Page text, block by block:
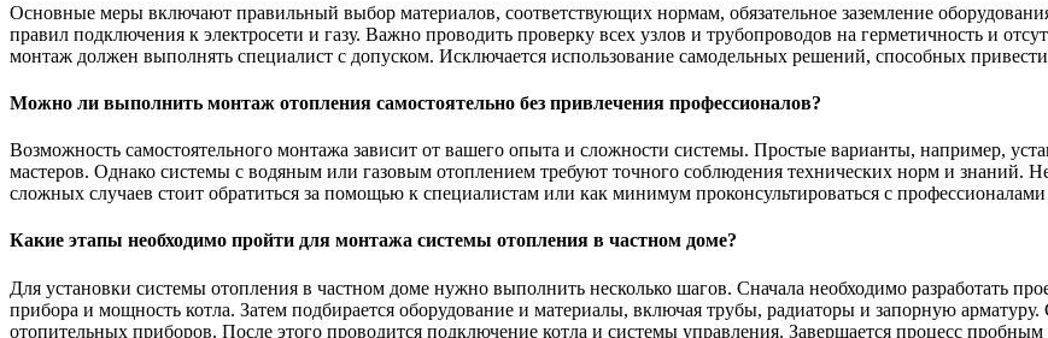
Основные меры включают правильный выбор материалов, соответствующих нормам, обязательное заземление
правил подключения к электросети и газу. Важно проводить проверку всех узлов и трубопроводов на герметичность и
монтаж должен выполнять специалист с допуском. Исключается использование самодельных решений, способных
Можно ли выполнить монтаж отопления самостоятельно без привлечения профессионалов?
Возможность самостоятельного монтажа зависит от вашего опыта и сложности системы. Простые варианты, например,
мастеров. Однако системы с водяным или газовым отоплением требуют точного соблюдения технических норм и знаний.
сложных случаев стоит обратиться за помощью к специалистам или как минимум проконсультироваться с профессионалами
Какие этапы необходимо пройти для монтажа системы отопления в частном доме?
Для установки системы отопления в частном доме нужно выполнить несколько шагов. Сначала необходимо разработать
прибора и мощность котла. Затем подбирается оборудование и материалы, включая трубы, радиаторы и запорную
отопительных приборов. После этого проводится подключение котла и системы управления. Завершается процесс